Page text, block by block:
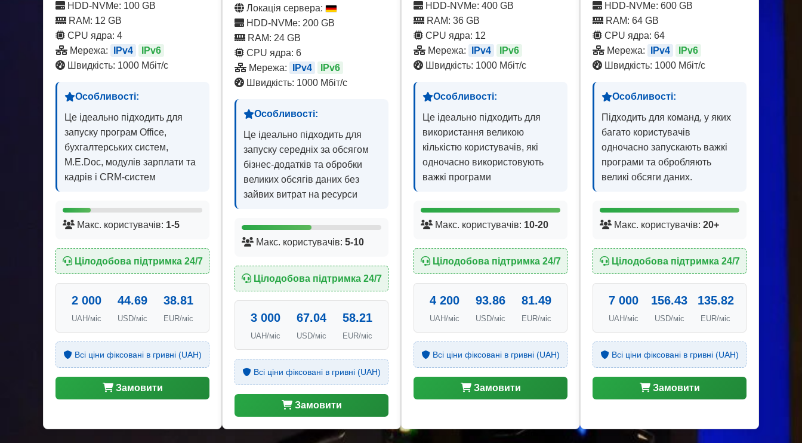
HDD-NVMe: 100 GB
RAM: 12 GB
CPU ядра: 4
Мережа:
IPv4
IPv6
Швидкість: 1000 Мбіт/с
Особливості:
Це ідеально підходить для
запуску програм Office,
бухгалтерських систем,
M.E.Doc, модулів зарплати та
кадрів і CRM-систем
Макс. користувачів: 1-5
Цілодобова підтримка 24/7
2 000
UAH/міс
44.69
USD/міс
38.81
EUR/міс
Всі ціни фіксовані в гривні (UAH)
Замовити
Локація сервера:
HDD-NVMe: 200 GB
RAM: 24 GB
CPU ядра: 6
Мережа:
IPv4
IPv6
Швидкість: 1000 Мбіт/с
Особливості:
Це ідеально підходить для
запуску середніх за обсягом
бізнес-додатків та обробки
великих обсягів даних без
зайвих витрат на ресурси
Макс. користувачів: 5-10
Цілодобова підтримка 24/7
3 000
UAH/міс
67.04
USD/міс
58.21
EUR/міс
Всі ціни фіксовані в гривні (UAH)
Замовити
HDD-NVMe: 400 GB
RAM: 36 GB
CPU ядра: 12
Мережа:
IPv4
IPv6
Швидкість: 1000 Мбіт/с
Особливості:
Це ідеально підходить для
використання великою
кількістю користувачів, які
одночасно використовують
важкі програми
Макс. користувачів: 10-20
Цілодобова підтримка 24/7
4 200
UAH/міс
93.86
USD/міс
81.49
EUR/міс
Всі ціни фіксовані в гривні (UAH)
Замовити
HDD-NVMe: 600 GB
RAM: 64 GB
CPU ядра: 64
Мережа:
IPv4
IPv6
Швидкість: 1000 Мбіт/с
Особливості:
Підходить для команд, у яких
багато користувачів
одночасно запускають важкі
програми та обробляють
великі обсяги даних.
Макс. користувачів: 20+
Цілодобова підтримка 24/7
7 000
UAH/міс
156.43
USD/міс
135.82
EUR/міс
Всі ціни фіксовані в гривні (UAH)
Замовити